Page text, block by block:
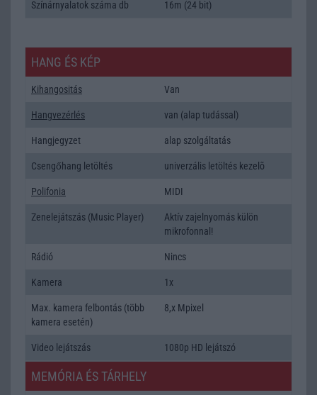
Színárnyalatok száma db 16m (24 bit)
HANG ÉS KÉP
Kihangositás Van
Hangvezérlés van (alap tudással)
Hangjegyzet alap szolgáltatás
Csengőhang letöltés univerzális letöltés kezelõ
Polifonia MIDI
Zenelejátszás (Music Player)
Aktív zajelnyomás külön
mikrofonnal!
Rádió Nincs
Kamera 1x
Max. kamera felbontás (több
kamera esetén)
8,x Mpixel
Video lejátszás 1080p HD lejátszó
MEMÓRIA ÉS TÁRHELY